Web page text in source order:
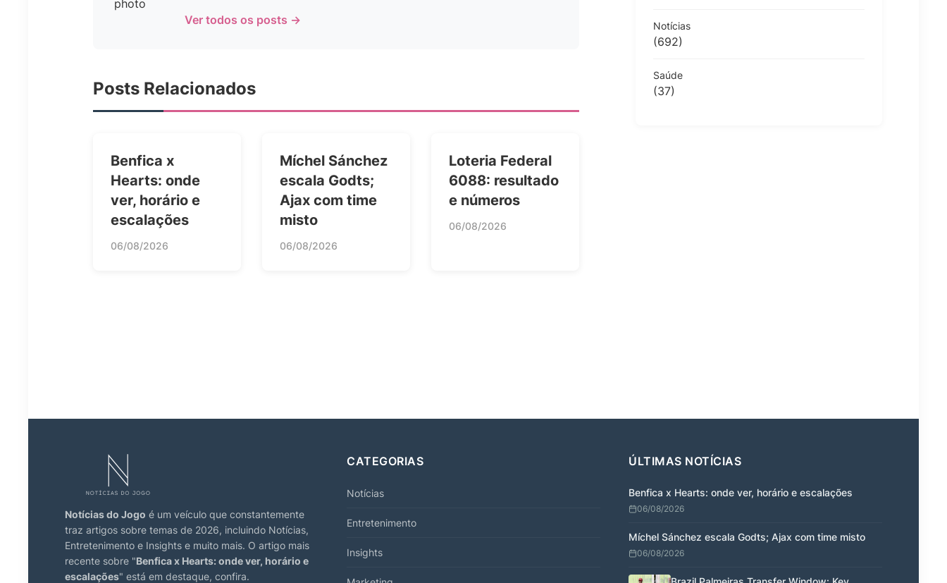
Ver todos os posts →
Posts Relacionados
Benfica x
Hearts: onde
ver, horário e
escalações
06/08/2026
Míchel Sánchez
escala Godts;
Ajax com time
misto
06/08/2026
Loteria Federal
6088: resultado
e números
06/08/2026
Notícias
(692)
Saúde
(37)
Notícias do Jogo é um veículo que constantemente
traz artigos sobre temas de 2026, incluindo Notícias,
Entretenimento e Insights e muito mais. O artigo mais
recente sobre "Benfica x Hearts: onde ver, horário e
escalações" está em destaque, confira.
CATEGORIAS
Notícias
Entretenimento
Insights
ÚLTIMAS NOTÍCIAS
Benfica x Hearts: onde ver, horário e escalações
06/08/2026
Míchel Sánchez escala Godts; Ajax com time misto
06/08/2026